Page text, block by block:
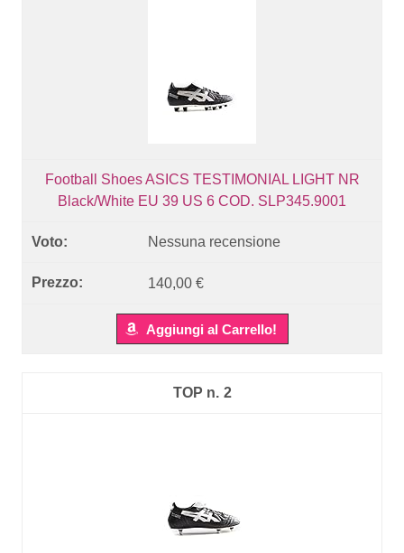
Football Shoes ASICS TESTIMONIAL LIGHT NR
Black/White EU 39 US 6 COD. SLP345.9001
Nessuna recensione
140,00 €
Aggiungi al Carrello!
2